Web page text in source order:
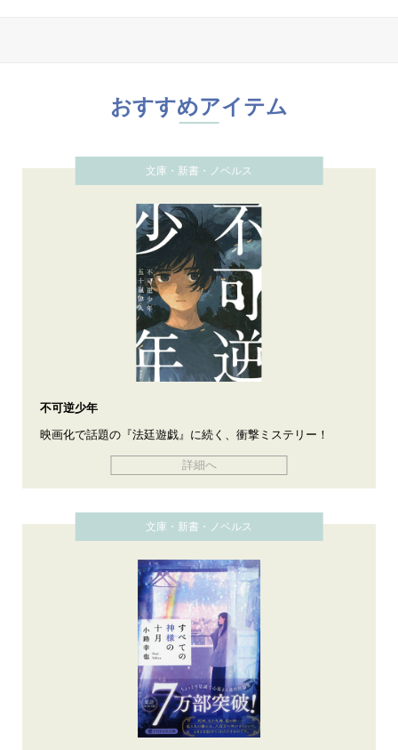
おすすめアイテム
文庫・新書・ノベルス
不可逆少年
映画化で話題の『法廷遊戯』に続く、衝撃ミステリー！
詳細へ
文庫・新書・ノベルス